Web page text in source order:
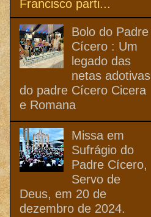
Francisco parti...
Bolo do Padre
Cícero : Um
legado das
netas adotivas
do padre Cícero Cicera
e Romana
Missa em
Sufrágio do
Padre Cícero,
Servo de
Deus, em 20 de
dezembro de 2024.